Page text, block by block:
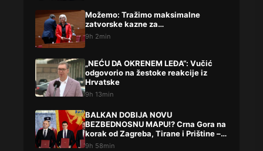
Možemo: Tražimo maksimalne
zatvorske kazne za…
9h 2min
„NEĆU DA OKRENEM LEĐA“: Vučić
odgovorio na žestoke reakcije iz
Hrvatske
9h 13min
BALKAN DOBIJA NOVU
BEZBEDNOSNU MAPU!? Crna Gora na
korak od Zagreba, Tirane i Prištine –
detalji koji su podigli prašinu
9h 58min